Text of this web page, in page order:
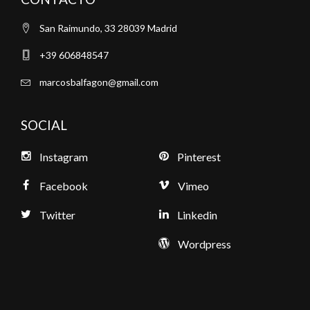
San Raimundo, 33 28039 Madrid
+39 606848547
marcosbalfagon@gmail.com
SOCIAL
Instagram
Facebook
Twitter
Pinterest
Vimeo
Linkedin
Wordpress